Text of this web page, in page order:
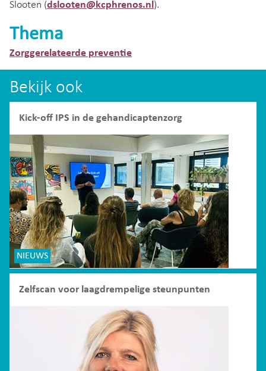
Slooten (dslooten@kcphrenos.nl ).
Thema
Zorggerelateerde preventie
Bekijk ook
Kick-off IPS in de gehandicaptenzorg
NIEUWS
Zelfscan voor laagdrempelige steunpunten